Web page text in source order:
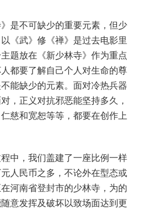
不可缺少的重要元素，但少
《武》修《禅》是过去电影里
题放在《新少林寺》作为重点
都要了解自己个人对生命的尊
能缺少的元素。面对冷热兵器
，正义对抗邪恶能坚持多久，
慈和宽恕等等，都要在创作上
，我们盖建了一座比例一样
人民币之多，不论外在型态或
河南省登封市的少林寺，为的
意发挥及破坏以致场面达到更